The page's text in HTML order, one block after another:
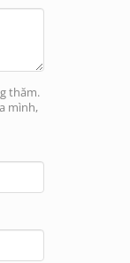
thăm.
mình,